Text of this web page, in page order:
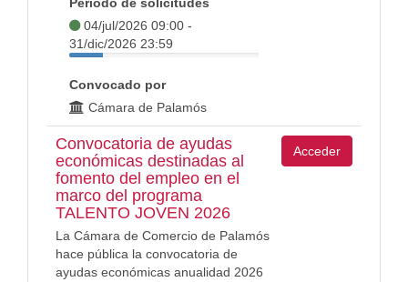
Periodo de solicitudes
04/jul/2026 09:00 -
31/dic/2026 23:59
Convocado por
Cámara de Palamós
Convocatoria de ayudas
económicas destinadas al
fomento del empleo en el
marco del programa
TALENTO JOVEN 2026
La Cámara de Comercio de Palamós
hace pública la convocatoria de
ayudas económicas anualidad 2026
Acceder